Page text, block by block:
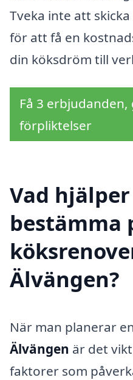
Tveka inte att
för att få en
din köksdröm till
Få 3
förpliktelser
Vad
bestämma
Älvängen?
När man planerar
Älvängen är det
faktorer som